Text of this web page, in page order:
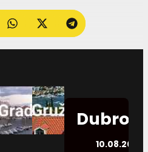
10.08.2026.